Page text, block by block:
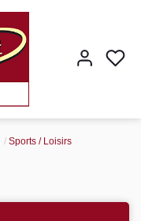
Sports / Loisirs